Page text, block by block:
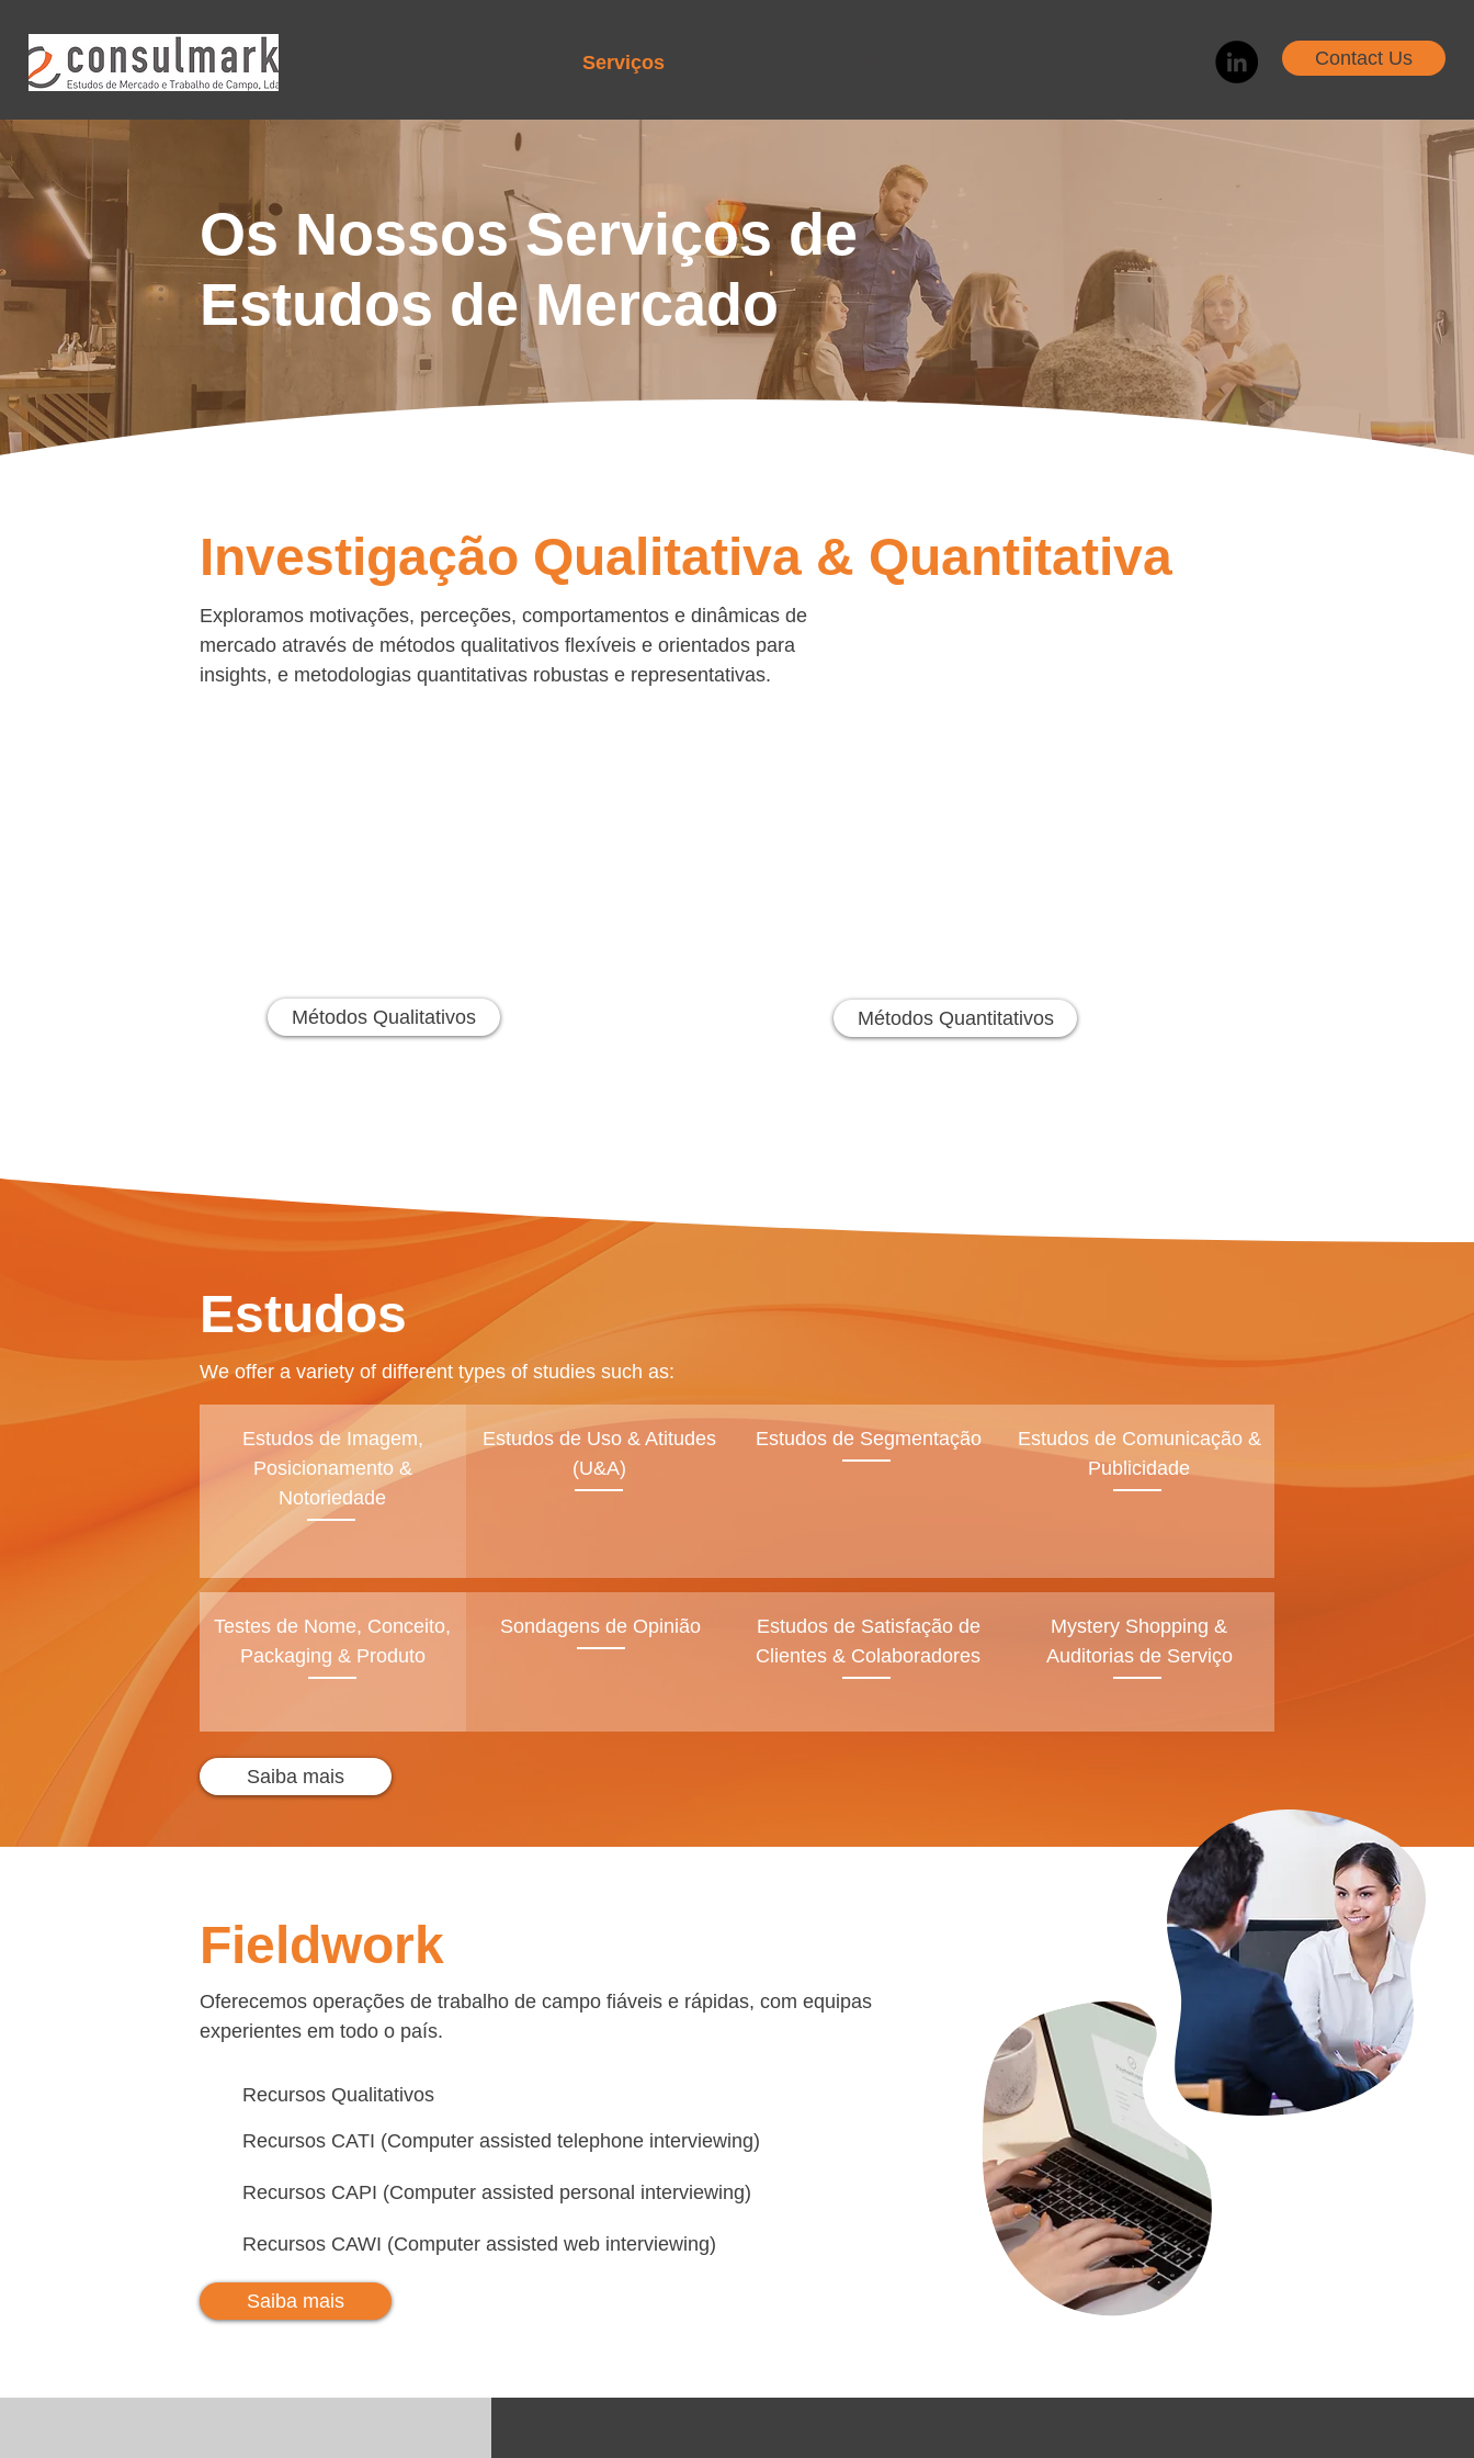
Serviços Contact Us
Os Nossos Serviços de
Estudos de Mercado
Investigação Qualitativa & Quantitativa
Exploramos motivações, perceções, comportamentos e dinâmicas de
mercado através de métodos qualitativos flexíveis e orientados para
insights, e metodologias quantitativas robustas e representativas.
Métodos Qualitativos Métodos Quantitativos
Estudos
We offer a variety of different types of studies such as:
Estudos de Imagem,
Posicionamento &
Notoriedade
Estudos de Uso & Atitudes
(U&A)
Estudos de Segmentação
Estudos de Comunicação &
Publicidade
Testes de Nome, Conceito,
Packaging & Produto
Sondagens de Opinião
Estudos de Satisfação de
Clientes & Colaboradores
Mystery Shopping &
Auditorias de Serviço
Saiba mais
Fieldwork
Oferecemos operações de trabalho de campo fiáveis e rápidas, com equipas
experientes em todo o país.
Recursos Qualitativos
Recursos CATI (Computer assisted telephone interviewing)
Recursos CAPI (Computer assisted personal interviewing)
Recursos CAWI (Computer assisted web interviewing)
Saiba mais